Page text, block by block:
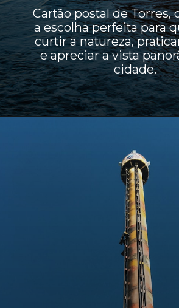
Cartão postal de Torres,
a escolha perfeita para
curtir a natureza,
e apreciar a vista
cidade.